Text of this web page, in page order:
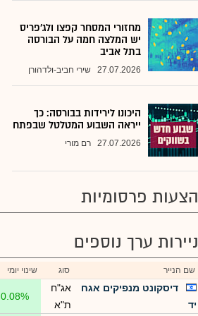
מחזורי המסחר קפצו ולג'פריס
יש המלצה חמה על הבורסה
בתל אביב
27.07.2026 שירי חביב-ולדהורן
היכונו לירידות בבורסה: כך
ייראה השבוע המטלטל שבפתח
27.07.2026 רם מורי
הצעות פרסומיות
ניירות ערך נוספים
שם הנייר סוג שינוי יומי
דיסקונט מנפיקים אגח
יד
אג"ח
ת"א
0.08%